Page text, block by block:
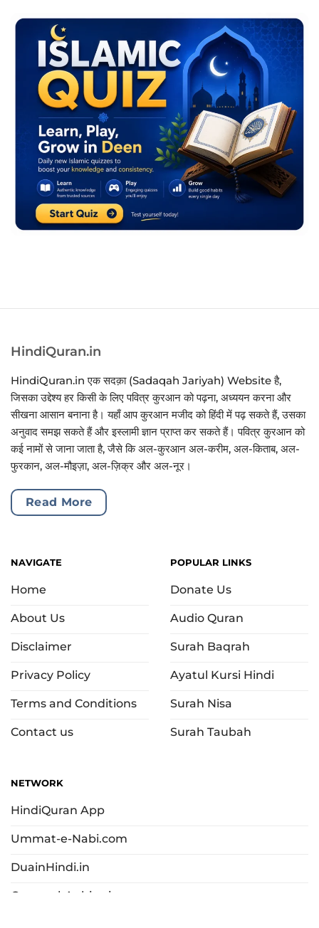
HindiQuran.in
HindiQuran.in एक सदक़ा (Sadaqah Jariyah) Website है,
जिसका उद्देश्य हर किसी के लिए पवित्र कुरआन को पढ़ना, अध्ययन करना और
सीखना आसान बनाना है। यहाँ आप कुरआन मजीद को हिंदी में पढ़ सकते हैं, उसका
अनुवाद समझ सकते हैं और इस्लामी ज्ञान प्राप्त कर सकते हैं। पवित्र कुरआन को
कई नामों से जाना जाता है, जैसे कि अल-कुरआन अल-करीम, अल-किताब, अल-
फुरकान, अल-मौइज़ा, अल-ज़िक्र और अल-नूर।
Read More
NAVIGATE
Home
About Us
Disclaimer
Privacy Policy
Terms and Conditions
Contact us
POPULAR LINKS
Donate Us
Audio Quran
Surah Baqrah
Ayatul Kursi Hindi
Surah Nisa
Surah Taubah
NETWORK
HindiQuran App
Ummat-e-Nabi.com
DuainHindi.in
Qasas-ul-Anbiya.in